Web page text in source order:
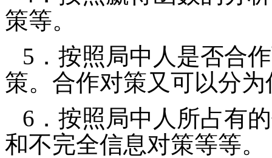
策等。
5 ．按照局中人是否合
策。合作对策又可以分
6 ．按照局中人所占有
和不完全信息对策等等。